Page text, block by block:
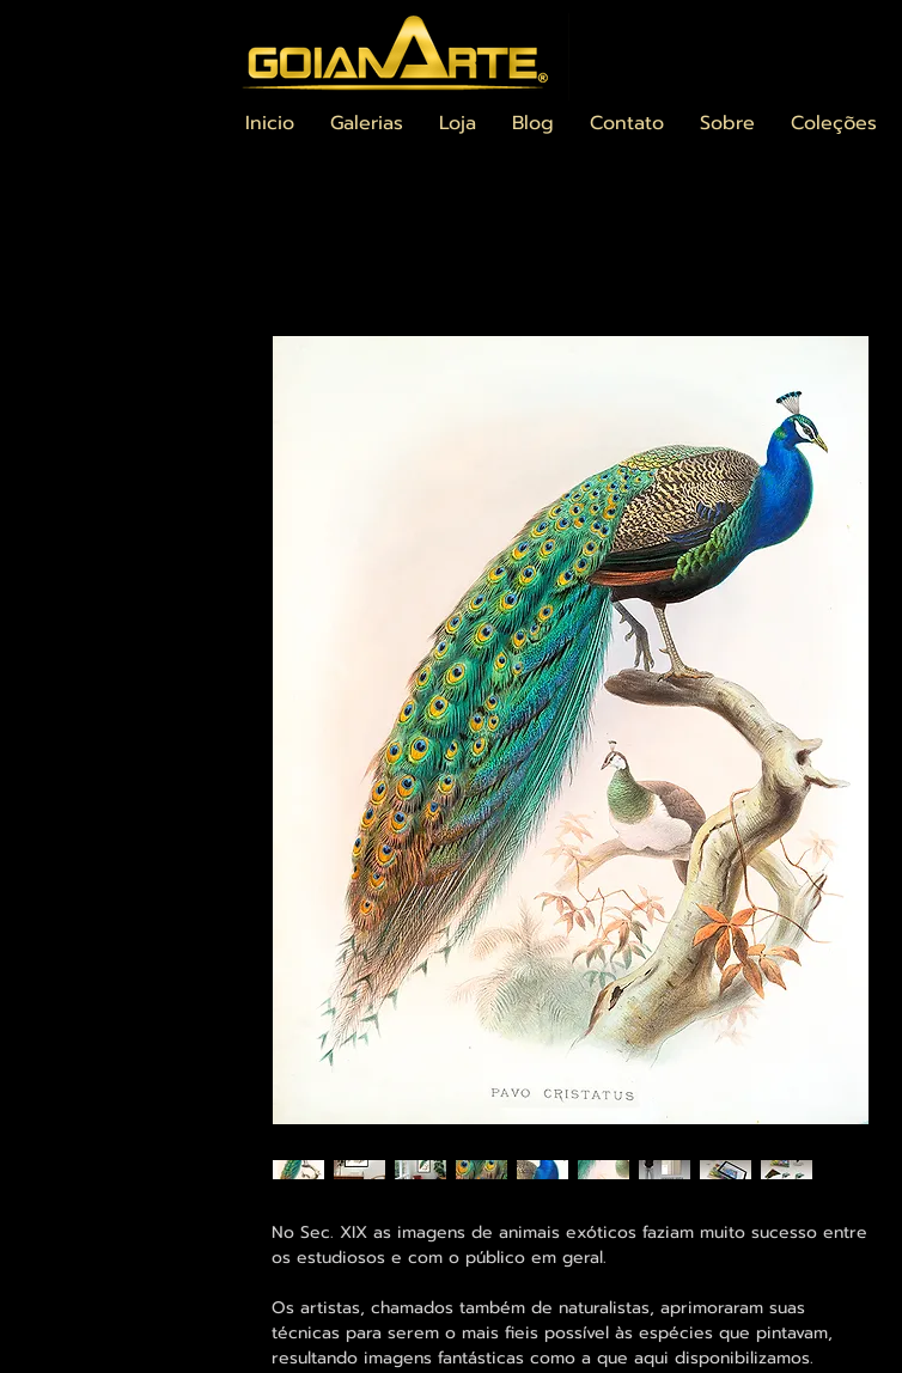
Inicio Galerias Loja Blog Contato Sobre Coleções
No Sec. XIX as imagens de animais exóticos faziam muito sucesso entre
os estudiosos e com o público em geral.
Os artistas, chamados também de naturalistas, aprimoraram suas
técnicas para serem o mais fieis possível às espécies que pintavam,
resultando imagens fantásticas como a que aqui disponibilizamos.